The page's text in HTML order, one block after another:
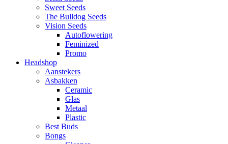
Sweet Seeds
The Bulldog Seeds
Vision Seeds
Autoflowering
Feminized
Promo
Headshop
Aanstekers
Asbakken
Ceramic
Glas
Metaal
Plastic
Best Buds
Bongs